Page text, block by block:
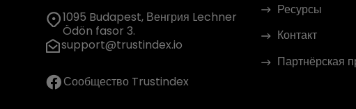
1095 Budapest, Венгрия Lechner
Ödön fasor 3.
support@trustindex.io
Сообщество Trustindex
Ресурсы
Контакт
Партнёрская